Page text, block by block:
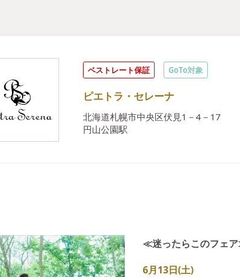
ベストレート保証 GoTo対象
ピエトラ・セレーナ
北海道札幌市中央区伏見1－4－17
円山公園駅
≪迷ったらこのフェ
6月13日(土)